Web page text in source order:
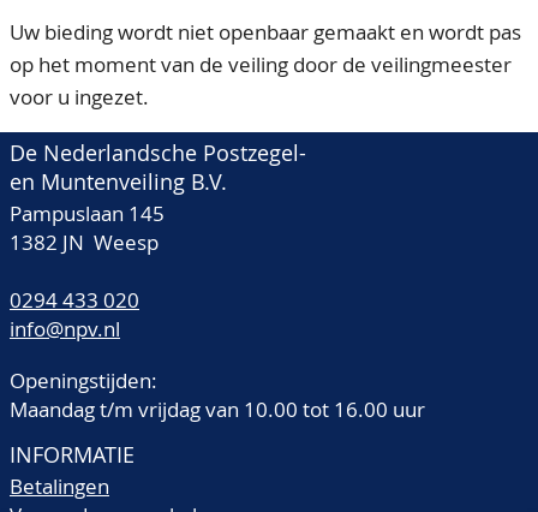
Uw bieding wordt niet openbaar gemaakt en wordt pas
op het moment van de veiling door de veilingmeester
voor u ingezet.
De Nederlandsche Postzegel-
en Muntenveiling B.V.
Pampuslaan 145
1382 JN Weesp
0294 433 020
info@npv.nl
Openingstijden:
Maandag t/m vrijdag van 10.00 tot 16.00 uur
INFORMATIE
Betalingen